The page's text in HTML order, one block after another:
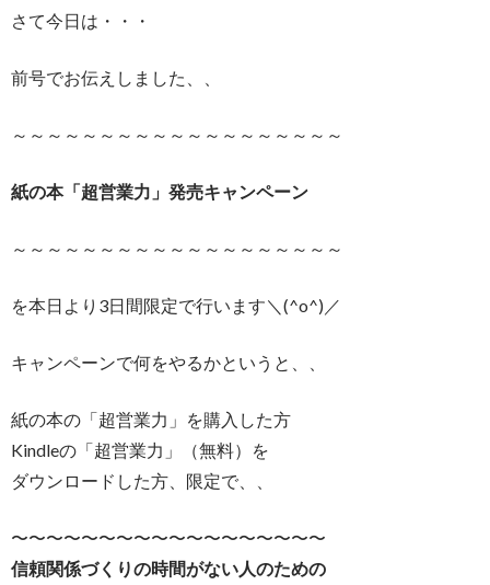
さて今日は・・・
前号でお伝えしました、、
～～～～～～～～～～～～～～～～～～～
紙の本「超営業力」発売キャンペーン
～～～～～～～～～～～～～～～～～～～
を本日より3日間限定で行います＼(^o^)／
キャンペーンで何をやるかというと、、
紙の本の「超営業力」を購入した方
Kindleの「超営業力」（無料）を
ダウンロードした方、限定で、、
〜〜〜〜〜〜〜〜〜〜〜〜〜〜〜〜〜〜
信頼関係づくりの時間がない人のための